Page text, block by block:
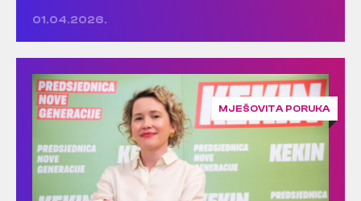
01.04.2026.
MJEŠOVITA PORUKA